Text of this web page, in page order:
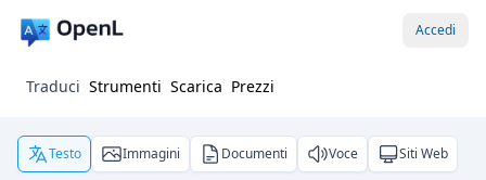
Accedi
Traduci Strumenti Scarica Prezzi
Testo Immagini Documenti Voce Siti Web